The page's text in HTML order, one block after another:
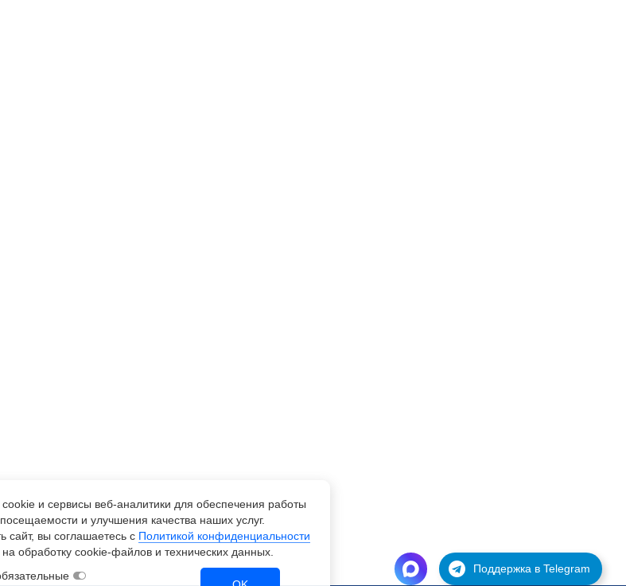
Поддержка в Telegram
и сервисы веб-аналитики для обеспечения работы
и улучшения качества наших услуг.
сайт, вы соглашаетесь с Политикой конфиденциальности
обработку cookie-файлов и технических данных.